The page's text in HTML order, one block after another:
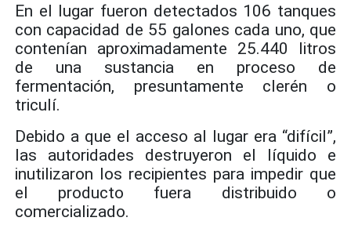
En el lugar fueron detectados 106 tanques
con capacidad de 55 galones cada uno, que
contenían aproximadamente 25.440 litros
de una sustancia en proceso de
fermentación, presuntamente clerén o
triculí.
Debido a que el acceso al lugar era “difícil”,
las autoridades destruyeron el líquido e
inutilizaron los recipientes para impedir que
el producto fuera distribuido o
comercializado.